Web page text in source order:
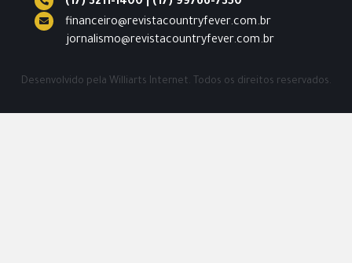
financeiro@revistacountryfever.com.br
jornalismo@revistacountryfever.com.br
Desenvolvido pela Williarts Internet. Todos os direitos reservados.